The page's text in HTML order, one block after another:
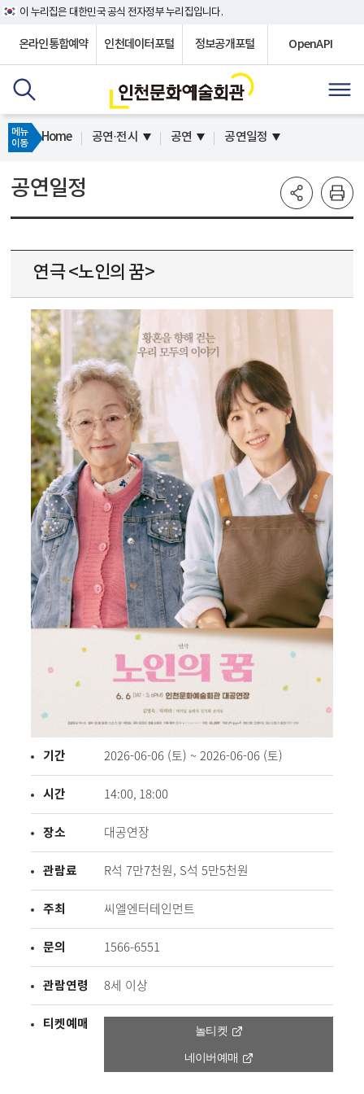
이 누리집은 대한민국 공식 전자정부 누리집입니다.
온라인통합예약 인천데이터포털 정보공개포털 OpenAPI
메뉴
이동
Home 공연·전시 공연 공연일정
공연일정
연극 <노인의 꿈>
기간 2026-06-06 (토) ~ 2026-06-06 (토)
시간 14:00, 18:00
장소 대공연장
관람료 R석 7만7천원, S석 5만5천원
주최 씨엘엔터테인먼트
문의 1566-6551
관람연령 8세 이상
티켓예매 놀티켓
네이버예매